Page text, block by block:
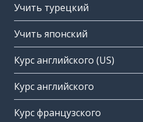
Учить турецкий
Учить японский
Курс английского (US)
Курс английского
Курс французского